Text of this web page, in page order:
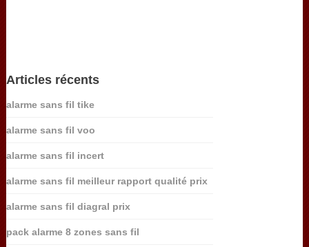
Articles récents
alarme sans fil tike
alarme sans fil voo
alarme sans fil incert
alarme sans fil meilleur rapport qualité prix
alarme sans fil diagral prix
pack alarme 8 zones sans fil